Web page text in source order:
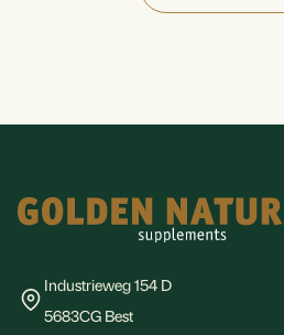
Industrieweg 154 D
5683CG Best